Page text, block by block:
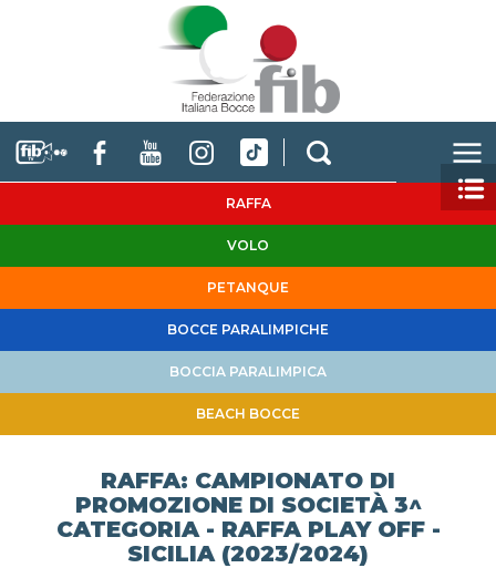
RAFFA
VOLO
PETANQUE
BOCCE PARALIMPICHE
BOCCIA PARALIMPICA
BEACH BOCCE
RAFFA: CAMPIONATO DI
PROMOZIONE DI SOCIETÀ 3^
CATEGORIA - RAFFA PLAY OFF -
SICILIA (2023/2024)